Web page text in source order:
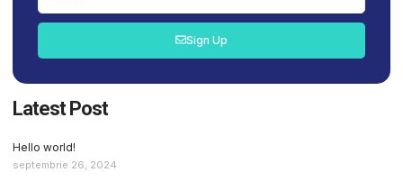
Sign Up
Latest Post
Hello world!
septembrie 26, 2024